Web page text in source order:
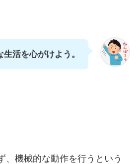
生活を心がけよう。
、機械的な動作を行うという